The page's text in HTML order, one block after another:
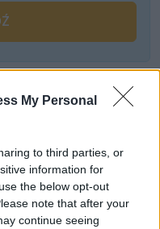
My Personal
to third parties, or
information for
the below opt-out
note that after your
continue seeing